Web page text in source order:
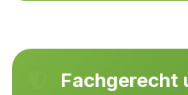
Fachgerecht